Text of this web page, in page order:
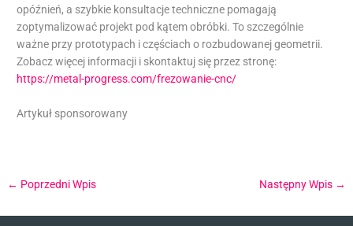
opóźnień, a szybkie konsultacje techniczne pomagają
zoptymalizować projekt pod kątem obróbki. To szczególnie
ważne przy prototypach i częściach o rozbudowanej geometrii.
Zobacz więcej informacji i skontaktuj się przez stronę:
https://metal-progress.com/frezowanie-cnc/
Artykuł sponsorowany
← Poprzedni Wpis Następny Wpis →